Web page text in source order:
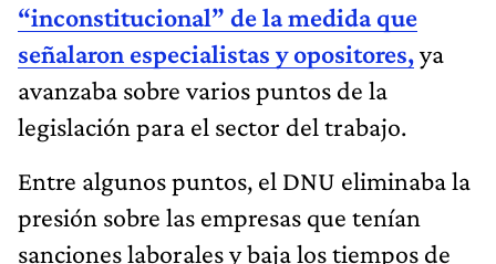
“inconstitucional” de la medida que
señalaron especialistas y opositores,ya
avanzaba sobre varios puntos de la
legislación para el sector del trabajo.
Entre algunos puntos, el DNU eliminaba la
presión sobre las empresas que tenían
sanciones laborales y baja los tiempos de